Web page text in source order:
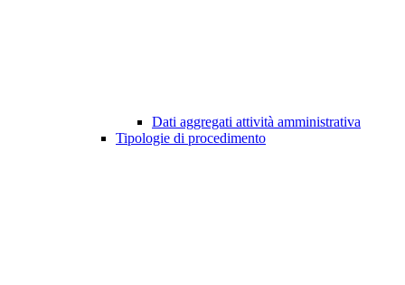
Dati aggregati attività amministrativa
Tipologie di procedimento